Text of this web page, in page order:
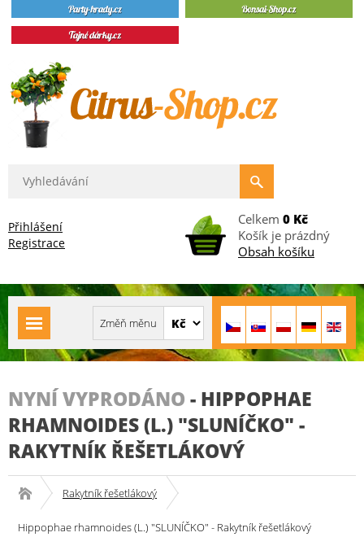
Přihlášení
Registrace
Celkem 0 Kč
Košík je prázdný
Obsah košíku
NYNÍ VYPRODÁNO - HIPPOPHAE
RHAMNOIDES (L.) "SLUNÍČKO" -
RAKYTNÍK ŘEŠETLÁKOVÝ
Rakytník řešetlákový
Hippophae rhamnoides (L.) "SLUNÍČKO" - Rakytník řešetlákový